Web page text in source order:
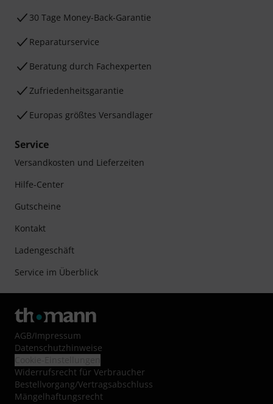
30 Tage Money-Back-Garantie
Reparaturservice
Beratung durch Fachexperten
Zufriedenheitsgarantie
Europas größtes Versandlager
Service
Versandkosten und Lieferzeiten
Hilfe-Center
Gutscheine
Kontakt
Ladengeschäft
Service im Überblick
AGB/Impressum
Datenschutzhinweise
Widerrufsrecht für Verbraucher
Bestellvorgang/Vertragsabschluss
Mängelhaftungsrecht